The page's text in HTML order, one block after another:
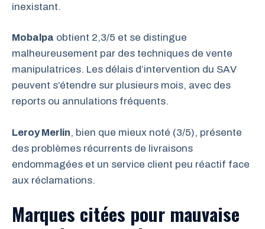
inexistant.
Mobalpa obtient 2,3/5 et se distingue
malheureusement par des techniques de vente
manipulatrices. Les délais d’intervention du SAV
peuvent s’étendre sur plusieurs mois, avec des
reports ou annulations fréquents.
Leroy Merlin, bien que mieux noté (3/5), présente
des problèmes récurrents de livraisons
endommagées et un service client peu réactif face
aux réclamations.
Marques citées pour mauvaise